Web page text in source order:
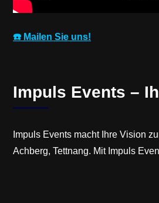
☎️ Mailen Sie uns!
Impuls Events –
Impuls Events macht Ihre Vision
Achberg, Tettnang. Mit Impuls